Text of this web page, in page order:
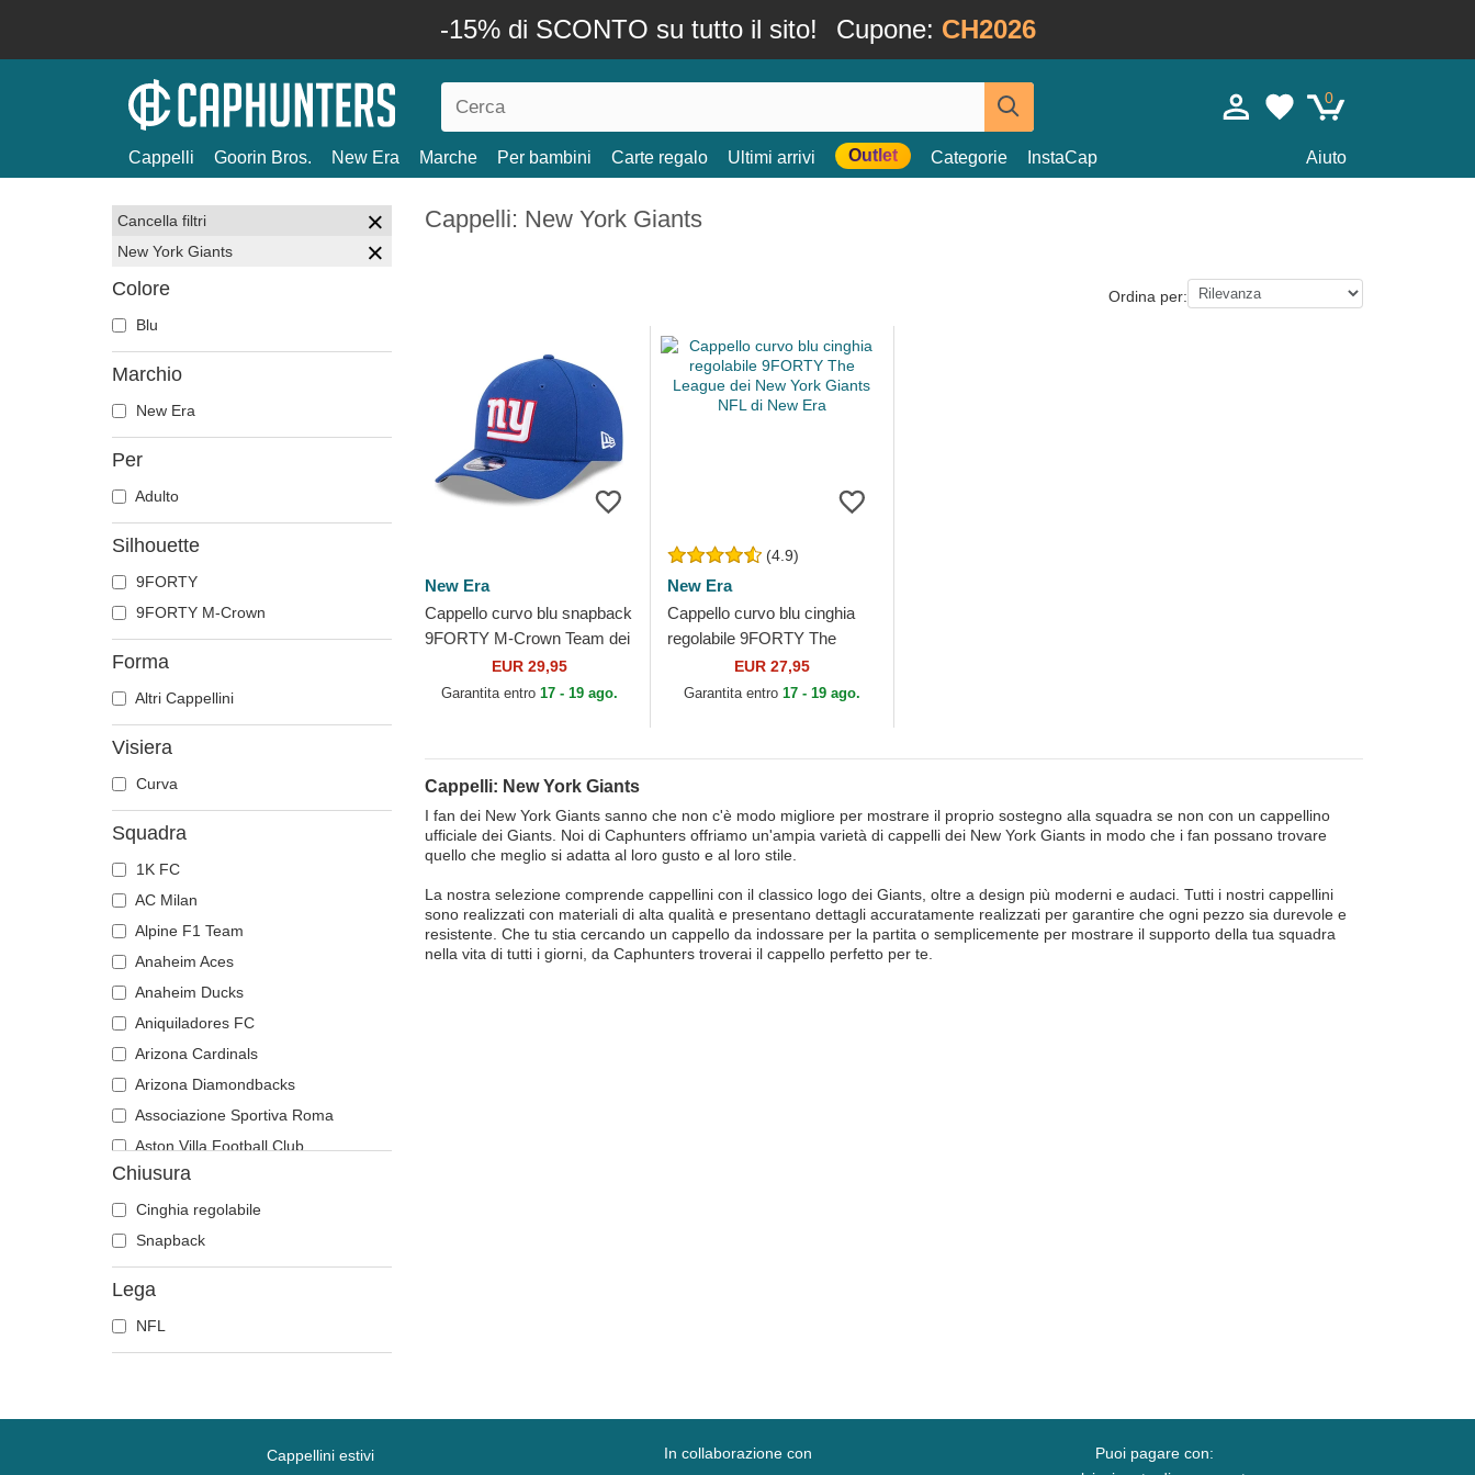
-15% di SCONTO su tutto il sito! Cupone: CH2026
0
Cappelli Goorin Bros. New Era Marche Per bambini Carte regalo Ultimi arrivi Outlet Categorie InstaCap Aiuto
Cancella filtri
New York Giants
Colore
Blu
Marchio
New Era
Per
Adulto
Silhouette
9FORTY
9FORTY M-Crown
Forma
Altri Cappellini
Visiera
Curva
Squadra
1K FC
AC Milan
Alpine F1 Team
Anaheim Aces
Anaheim Ducks
Aniquiladores FC
Arizona Cardinals
Arizona Diamondbacks
Associazione Sportiva Roma
Aston Villa Football Club
Atlanta Braves
Atlanta Falcons
Boston Bruins
Boston Celtics
Boston Red Sox
Brooklyn Nets
Chicago Bears
Chicago Blackhawks
Chiusura
Cinghia regolabile
Snapback
Lega
NFL
Cappelli: New York Giants
Ordina per:
New Era
Cappello curvo blu snapback
9FORTY M-Crown Team dei
New York Giants NFL di
New Era
EUR 29,95
Garantita entro 17 - 19 ago.
(4.9)
New Era
Cappello curvo blu cinghia
regolabile 9FORTY The
League dei New York Giants
NFL di New Era
EUR 27,95
Garantita entro 17 - 19 ago.
Cappelli: New York Giants
I fan dei New York Giants sanno che non c'è modo migliore per mostrare il proprio sostegno alla squadra se non con un cappellino
ufficiale dei Giants. Noi di Caphunters offriamo un'ampia varietà di cappelli dei New York Giants in modo che i fan possano trovare
quello che meglio si adatta al loro gusto e al loro stile.
La nostra selezione comprende cappellini con il classico logo dei Giants, oltre a design più moderni e audaci. Tutti i nostri cappellini
sono realizzati con materiali di alta qualità e presentano dettagli accuratamente realizzati per garantire che ogni pezzo sia durevole e
resistente. Che tu stia cercando un cappello da indossare per la partita o semplicemente per mostrare il supporto della tua squadra
nella vita di tutti i giorni, da Caphunters troverai il cappello perfetto per te.
Cappellini estivi In collaborazione con
Puoi pagare con: